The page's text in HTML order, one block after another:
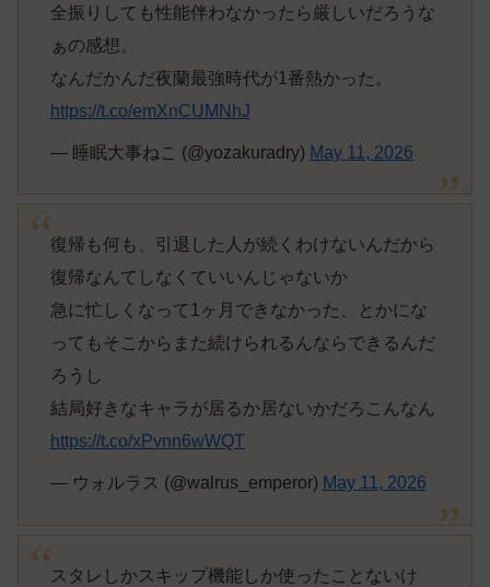
全振りしても性能伴わなかったら厳しいだろうな
ぁの感想。
なんだかんだ夜蘭最強時代が1番熱かった。
https://t.co/emXnCUMNhJ
— 睡眠大事ねこ (@yozakuradry) May 11, 2026
復帰も何も、引退した人が続くわけないんだから
復帰なんてしなくていいんじゃないか
急に忙しくなって1ヶ月できなかった、とかにな
ってもそこからまた続けられるんならできるんだ
ろうし
結局好きなキャラが居るか居ないかだろこんなん
https://t.co/xPvnn6wWQT
— ウォルラス (@walrus_emperor) May 11, 2026
スタレしかスキップ機能しか使ったことないけ